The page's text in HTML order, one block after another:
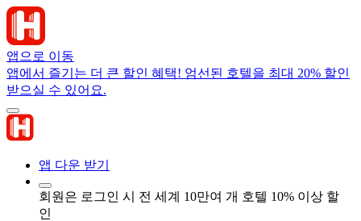
앱으로 이동
앱에서 즐기는 더 큰 할인 혜택! 엄선된 호텔을 최대 20% 할인
받으실 수 있어요.
앱 다운 받기
회원은 로그인 시 전 세계 10만여 개 호텔 10% 이상 할
인